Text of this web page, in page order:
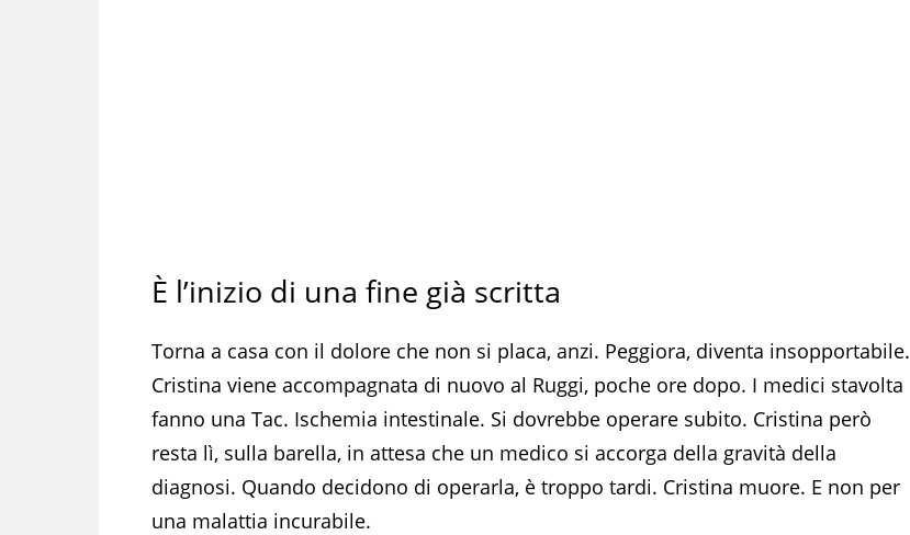
È l’inizio di una fine già scritta
Torna a casa con il dolore che non si placa, anzi. Peggiora, diventa insopportabile.
Cristina viene accompagnata di nuovo al Ruggi, poche ore dopo. I medici stavolta
fanno una Tac. Ischemia intestinale. Si dovrebbe operare subito. Cristina però
resta lì, sulla barella, in attesa che un medico si accorga della gravità della
diagnosi. Quando decidono di operarla, è troppo tardi. Cristina muore. E non per
una malattia incurabile.